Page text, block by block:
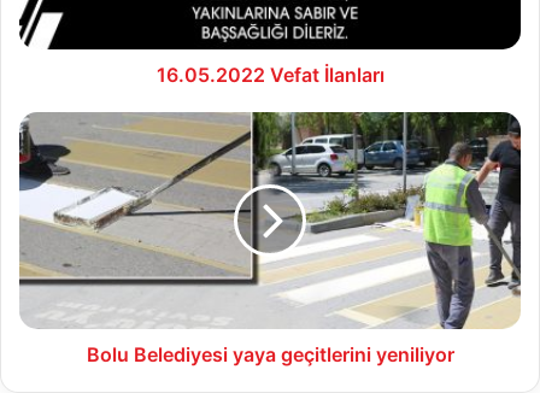
16.05.2022 Vefat İlanları
Bolu
Belediyesi
yaya
geçitlerini
yeniliyor
Bolu Belediyesi yaya geçitlerini yeniliyor